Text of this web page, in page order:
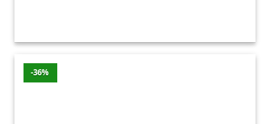
-36%